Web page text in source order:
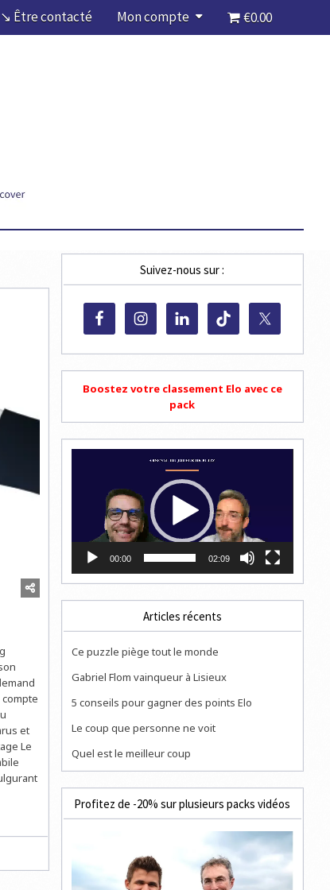
↘ Être contacté Mon compte €0.00
compte
et
Le
Suivez-nous sur :
Boostez votre classement Elo avec ce
pack
00:00 02:09
Articles récents
Ce puzzle piège tout le monde
Gabriel Flom vainqueur à Lisieux
5 conseils pour gagner des points Elo
Le coup que personne ne voit
Quel est le meilleur coup
Profitez de -20% sur plusieurs packs vidéos